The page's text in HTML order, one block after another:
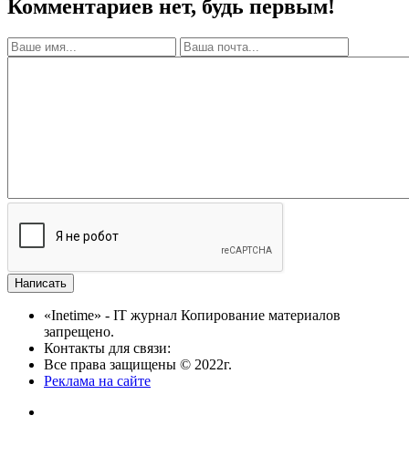
Комментариев нет, будь первым!
«Inetime» - IT журнал Копирование материалов
запрещено.
Контакты для связи:
Все права защищены © 2022г.
Реклама на сайте